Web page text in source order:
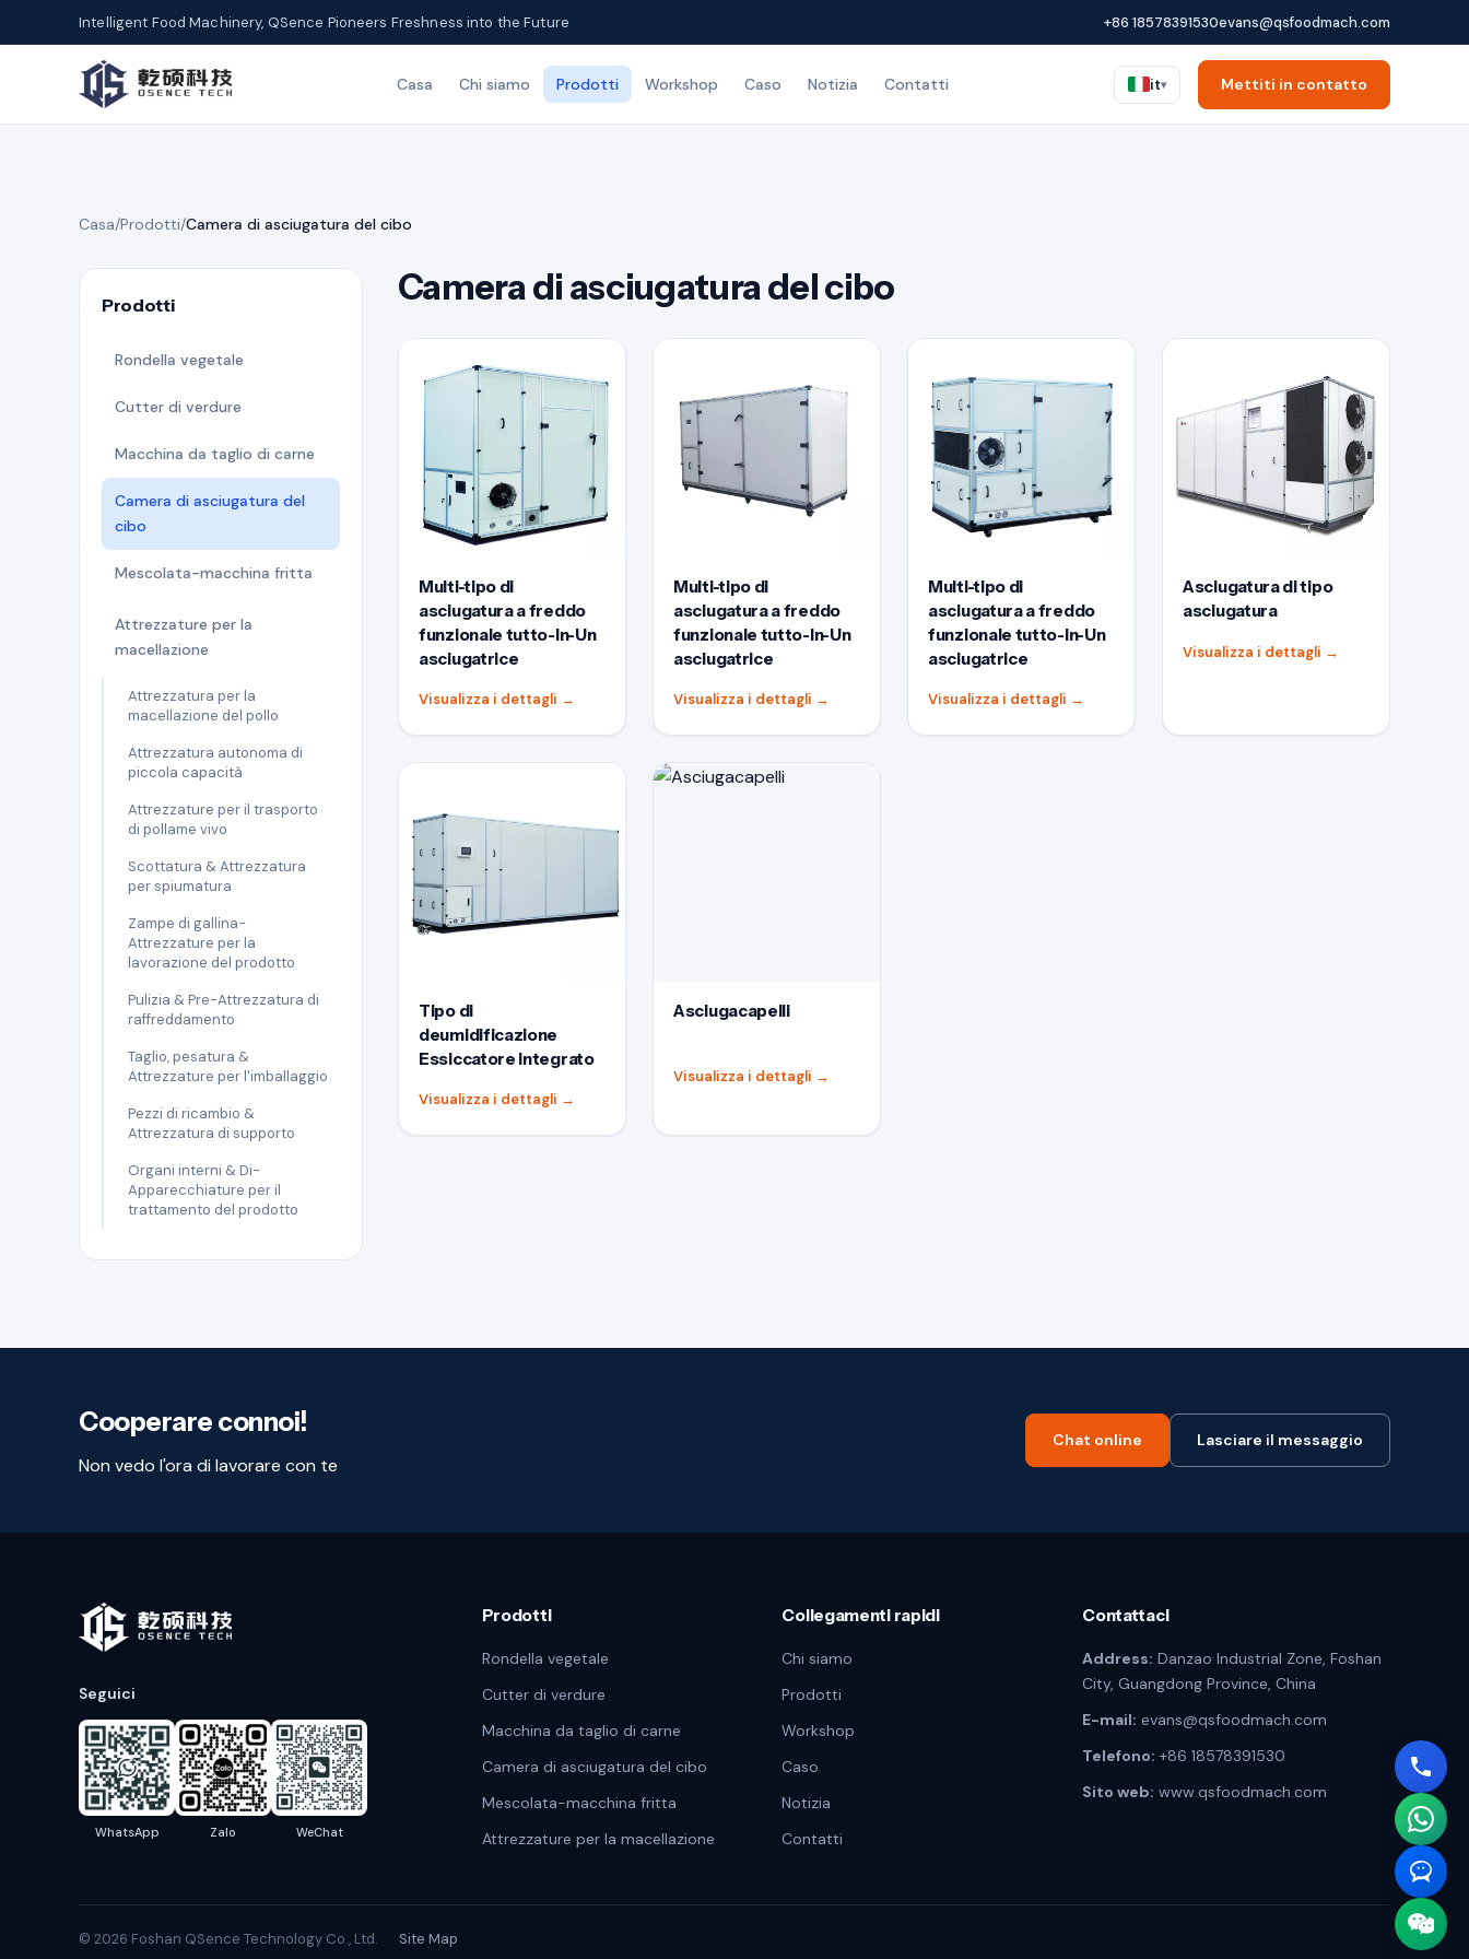
Intelligent Food Machinery, QSence Pioneers Freshness into the Future +86 18578391530evans@qsfoodmach.com
Casa Chi siamo Prodotti Workshop Caso Notizia Contatti it▾ Mettiti in contatto
Casa/Prodotti/Camera di asciugatura del cibo
Prodotti
Rondella vegetale
Cutter di verdure
Macchina da taglio di carne
Camera di asciugatura del
cibo
Mescolata-macchina fritta
Attrezzature per la
macellazione
Attrezzatura per la
macellazione del pollo
Attrezzatura autonoma di
piccola capacità
Attrezzature per il trasporto
di pollame vivo
Scottatura & Attrezzatura
per spiumatura
Zampe di gallina-
Attrezzature per la
lavorazione del prodotto
Pulizia & Pre-Attrezzatura di
raffreddamento
Taglio, pesatura &
Attrezzature per l'imballaggio
Pezzi di ricambio &
Attrezzatura di supporto
Organi interni & Di-
Apparecchiature per il
trattamento del prodotto
Camera di asciugatura del cibo
Multi-tipo di
asciugatura a freddo
funzionale tutto-In-Un
asciugatrice
Visualizza i dettagli →
Multi-tipo di
asciugatura a freddo
funzionale tutto-In-Un
asciugatrice
Visualizza i dettagli →
Multi-tipo di
asciugatura a freddo
funzionale tutto-In-Un
asciugatrice
Visualizza i dettagli →
Asciugatura di tipo
asciugatura
Visualizza i dettagli →
Tipo di
deumidificazione
Essiccatore integrato
Visualizza i dettagli →
Asciugacapelli
Visualizza i dettagli →
Cooperare connoi!
Non vedo l'ora di lavorare con te
Chat online Lasciare il messaggio
Seguici
WhatsApp Zalo WeChat
Prodotti
Rondella vegetale
Cutter di verdure
Macchina da taglio di carne
Camera di asciugatura del cibo
Mescolata-macchina fritta
Attrezzature per la macellazione
Collegamenti rapidi
Chi siamo
Prodotti
Workshop
Caso
Notizia
Contatti
Contattaci
Address: Danzao Industrial Zone, Foshan
City, Guangdong Province, China
E-mail: evans@qsfoodmach.com
Telefono: +86 18578391530
Sito web: www.qsfoodmach.com
© 2026 Foshan QSence Technology Co., Ltd. Site Map